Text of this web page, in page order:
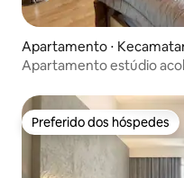
Apartamento ⋅
Apartamento estúdio
Preferido dos hóspedes
Preferido dos hóspedes